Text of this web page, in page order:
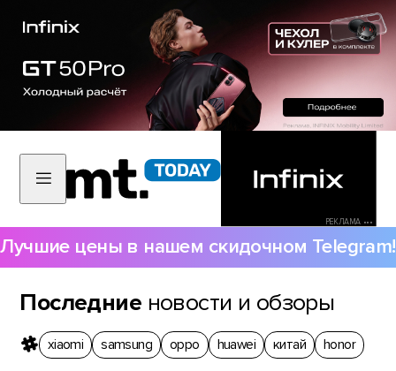
РЕКЛАМА •••
Лучшие цены в нашем скидочном Telegram!
Последние новости и обзоры
xiaomi samsung oppo huawei китай honor